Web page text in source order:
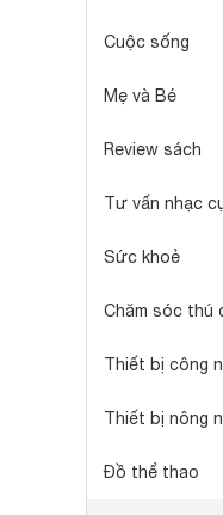
Cuộc sống
Mẹ và Bé
Review sách
Tư vấn nhạc
Sức khoẻ
Chăm sóc thú
Thiết bị công
Thiết bị nông
Đồ thể thao